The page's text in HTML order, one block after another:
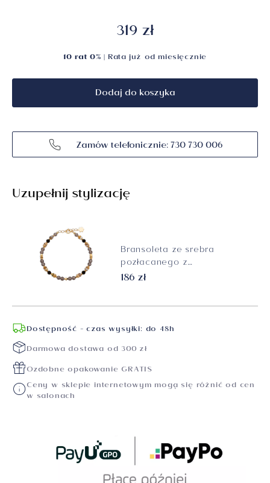
319 zł
10 rat 0% | Rata już od miesięcznie
Dodaj do koszyka
Zamów telefonicznie: 730 730 006
Uzupełnij stylizację
Bransoleta ze srebra
pozłacanego z
obsydianami, kwarcami
186 zł
Dostępność - czas wysyłki: do 48h
Darmowa dostawa od 300 zł
Ozdobne opakowanie GRATIS
Ceny w sklepie internetowym mogą się różnić od cen
w salonach